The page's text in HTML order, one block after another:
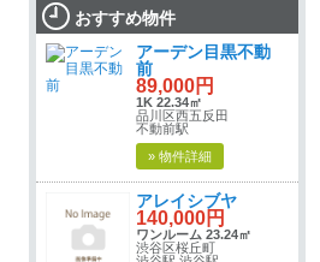
おすすめ物件
アーデン目黒不動
前
89,000円
1K 22.34㎡
品川区西五反田
不動前駅
» 物件詳細
アレイシブヤ
140,000円
ワンルーム 23.24㎡
渋谷区桜丘町